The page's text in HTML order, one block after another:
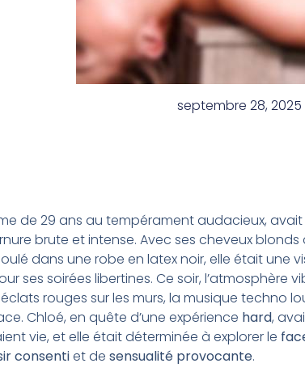
septembre 28, 2025
de 29 ans au tempérament audacieux,
brute et intense. Avec ses cheveux
dans une robe en latex noir, elle était une
ses soirées libertines. Ce soir, l’atmosphère
rouges sur les murs, la musique techno
Chloé, en quête d’une expérience hard,
vie, et elle était déterminée à explorer le
consentiet de sensualité provocante.